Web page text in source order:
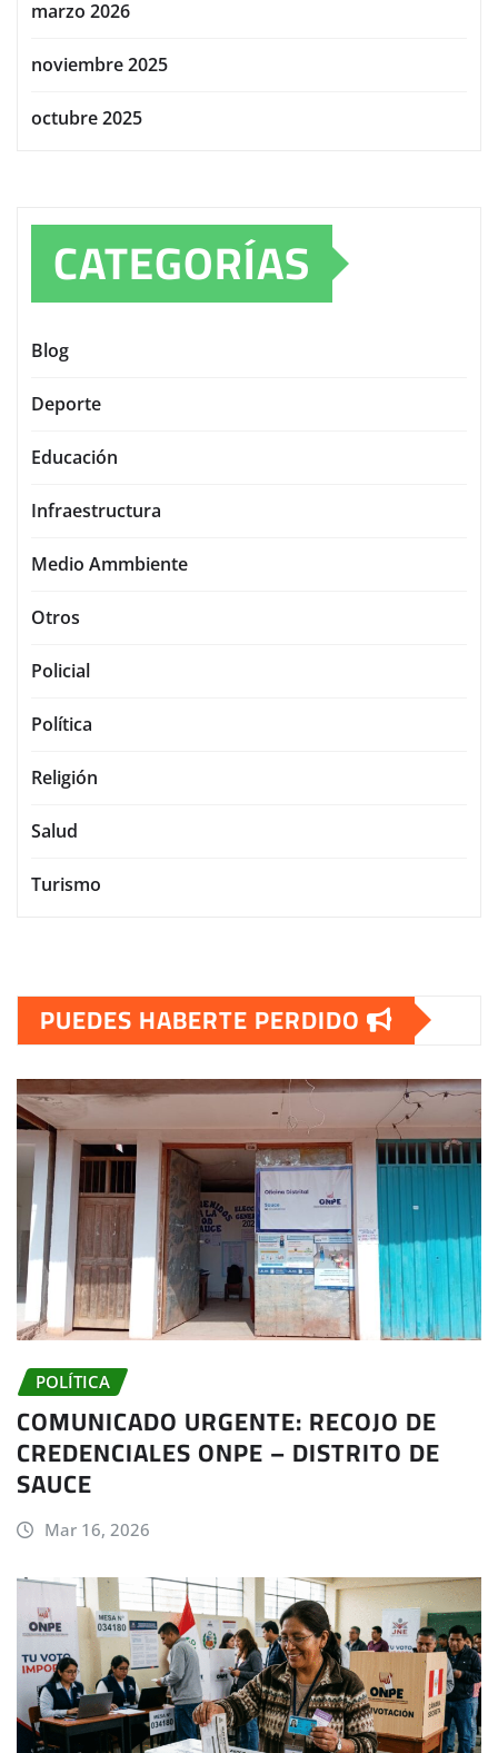
marzo 2026
noviembre 2025
octubre 2025
CATEGORÍAS
Blog
Deporte
Educación
Infraestructura
Medio Ammbiente
Otros
Policial
Política
Religión
Salud
Turismo
PUEDES HABERTE PERDIDO
POLÍTICA
COMUNICADO URGENTE: RECOJO DE
CREDENCIALES ONPE – DISTRITO DE
SAUCE
Mar 16, 2026